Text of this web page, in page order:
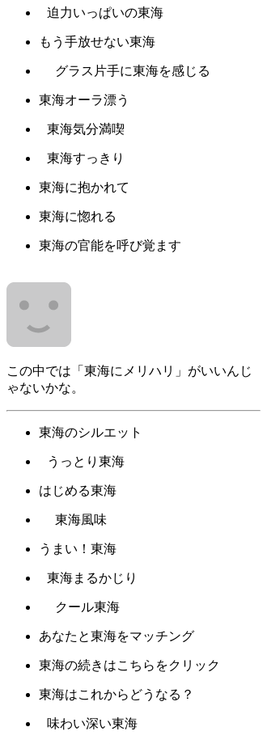
迫力いっぱいの東海
もう手放せない東海
グラス片手に東海を感じる
東海オーラ漂う
東海気分満喫
東海すっきり
東海に抱かれて
東海に惚れる
東海の官能を呼び覚ます
この中では「東海にメリハリ」がいいんじ
ゃないかな。
東海のシルエット
うっとり東海
はじめる東海
東海風味
うまい！東海
東海まるかじり
クール東海
あなたと東海をマッチング
東海の続きはこちらをクリック
東海はこれからどうなる？
味わい深い東海